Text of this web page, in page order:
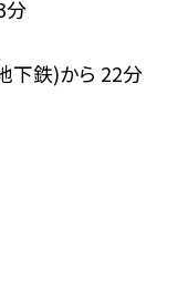
分
下鉄)から 22分